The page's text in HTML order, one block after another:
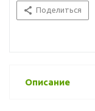
Поделиться
Описание